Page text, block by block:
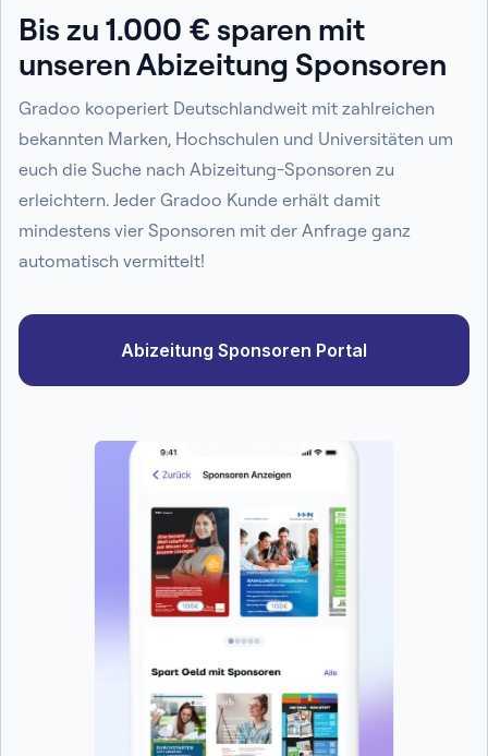
Bis zu 1.000 € sparen mit
unseren Abizeitung Sponsoren
Gradoo kooperiert Deutschlandweit mit zahlreichen
bekannten Marken, Hochschulen und Universitäten um
euch die Suche nach Abizeitung-Sponsoren zu
erleichtern. Jeder Gradoo Kunde erhält damit
mindestens vier Sponsoren mit der Anfrage ganz
automatisch vermittelt!
Abizeitung Sponsoren Portal